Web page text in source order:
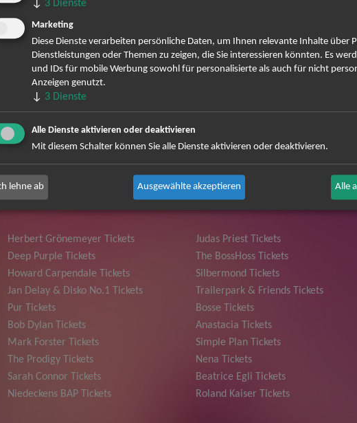
regelmäßig erscheinenden Newsletter abonnieren und bin daher mit einer
der Zustellung des Newsletters entsprechend der
ich jederzeit wieder abbestellen.
Hier können Sie sich abmelden ...
Herbert Grönemeyer Tickets
Deep Purple Tickets
Howard Carpendale Tickets
Jan Delay & Disko No.1 Tickets
Pur Tickets
Bob Dylan Tickets
Mark Forster Tickets
The Prodigy Tickets
Sarah Connor Tickets
Niedeckens BAP Tickets
Judas Priest Tickets
The BossHoss Tickets
Silbermond Tickets
Trailerpark & Friends Tickets
Bosse Tickets
Anastacia Tickets
Simple Plan Tickets
Nena Tickets
Beatrice Egli Tickets
Roland Kaiser Tickets
↓ 3 Dienste
Marketing
Diese Dienste verarbeiten persönliche Daten, um Ihnen relevante Inhalte über
Dienstleistungen oder Themen zu zeigen, die Sie interessieren könnten. Es
und IDs für mobile Werbung sowohl für personalisierte als auch für nicht
Anzeigen genutzt.
↓ 3 Dienste
Alle Dienste aktivieren oder deaktivieren
Mit diesem Schalter können Sie alle Dienste aktivieren oder deaktivieren.
lehne ab Ausgewählte akzeptieren Alle